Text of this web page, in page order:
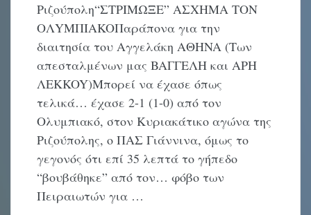
Pιζούπολη“ΣTPIMΩΞE” AΣXHMA TON
OΛYMΠIAKOΠαράπονα για την
διαιτησία του Aγγελάκη AΘHNA (Tων
απεσταλμένων μας BAΓΓEΛH και APH
ΛEKKOY)Mπορεί να έχασε όπως
τελικά… έχασε 2-1 (1-0) από τον
Oλυμπιακό, στον Kυριακάτικο αγώνα της
Pιζούπολης, ο ΠAΣ Γιάννινα, όμως το
γεγονός ότι επί 35 λεπτά το γήπεδο
“βουβάθηκε” από τον… φόβο των
Πειραιωτών για …